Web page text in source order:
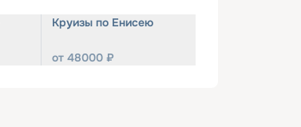
Круизы по Енисею
от 48000 ₽